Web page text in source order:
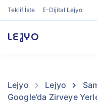
Teklif İste E-Dijital Lejyo
LEJYO
Lejyo Lejyo
Google’da Zirveye